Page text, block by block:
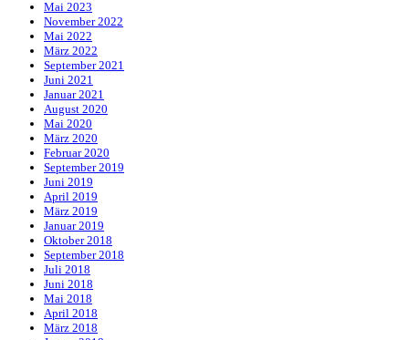
Mai 2023
November 2022
Mai 2022
März 2022
September 2021
Juni 2021
Januar 2021
August 2020
Mai 2020
März 2020
Februar 2020
September 2019
Juni 2019
April 2019
März 2019
Januar 2019
Oktober 2018
September 2018
Juli 2018
Juni 2018
Mai 2018
April 2018
März 2018